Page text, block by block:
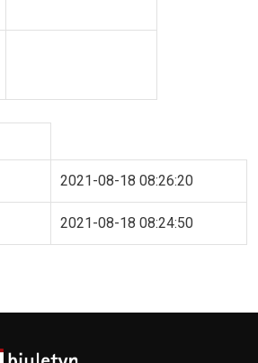
2021-08-18 08:26:20
2021-08-18 08:24:50